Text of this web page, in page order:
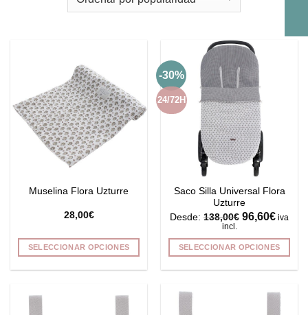
Muselina Flora Uzturre
28,00€
SELECCIONAR OPCIONES
-30%
24/72H
Saco Silla Universal Flora
Uzturre
Desde: 138,00€ 96,60€ iva
incl.
SELECCIONAR OPCIONES